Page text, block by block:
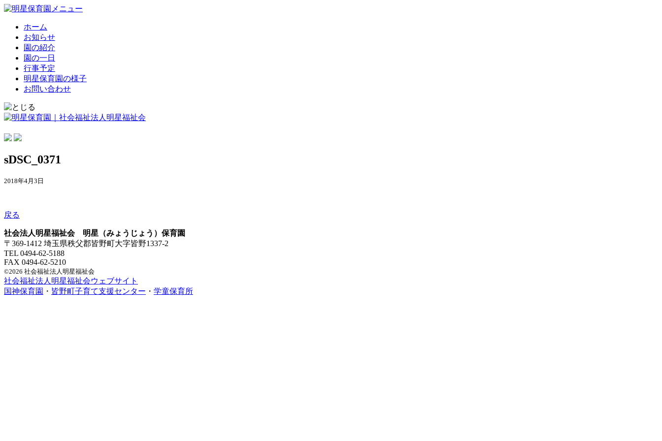
ホーム
お知らせ
園の紹介
園の一日
行事予定
明星保育園の様子
お問い合わせ
sDSC_0371
2018年4月3日
戻る
社会法人明星福祉会 明星（みょうじょう）保育園
〒369-1412 埼玉県秩父郡皆野町大字皆野1337-2
TEL 0494-62-5188
FAX 0494-62-5210
©2026 社会福祉法人明星福祉会
社会福祉法人明星福祉会ウェブサイト
国神保育園 ・ 皆野町子育て支援センター ・ 学童保育所